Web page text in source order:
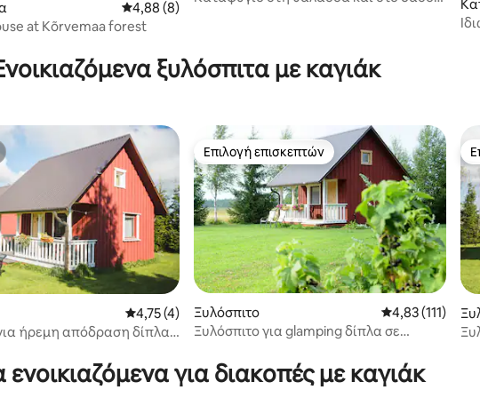
Μέση βαθμολογία: 4,88 στα 5, 8 κριτικές
4,88 (8)
at Kõrvemaa forest
ξυλόσπιτα με καγιάκ
Μέση βαθμολογία: 4,75 στα 5, 4 κριτικές
4,75 (4)
ήρεμη απόδραση δίπλα
Επιλογή επισκεπτών
Επιλογή επισκεπτών
Ξυλόσπιτο Μέση
4,83 (111)
Ξυλόσπιτο για glamping δίπλα σε
για διακοπές με καγιάκ